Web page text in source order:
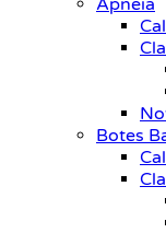
Apneia
Botes